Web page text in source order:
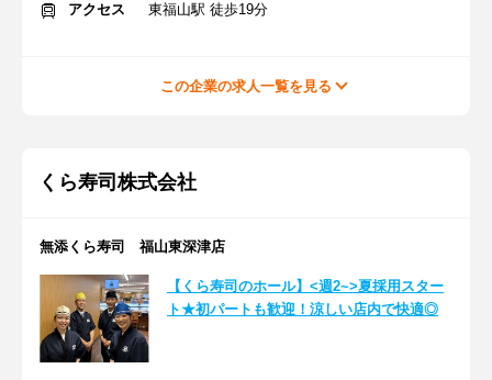
アクセス
東福山駅 徒歩19分
この企業の求人一覧を見る
くら寿司株式会社
無添くら寿司 福山東深津店
【くら寿司のホール】<週2~>夏採用スター
ト★初パートも歓迎！涼しい店内で快適◎